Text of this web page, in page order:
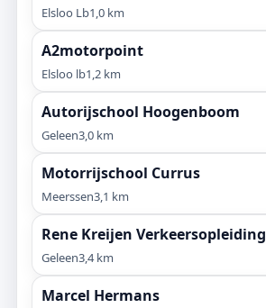
Elsloo Lb1,0 km
A2motorpoint
Elsloo lb1,2 km
Autorijschool Hoogenboom
Geleen3,0 km
Motorrijschool Currus
Meerssen3,1 km
Rene Kreijen Verkeersopleiding
Geleen3,4 km
Marcel Hermans